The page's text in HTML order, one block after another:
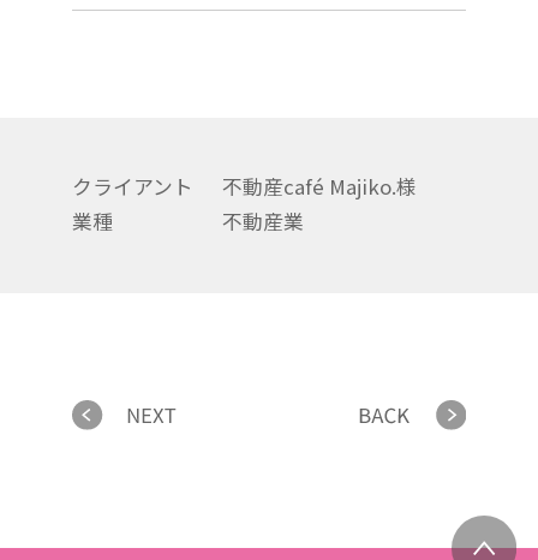
クライアント
不動産café Majiko.様
業種
不動産業